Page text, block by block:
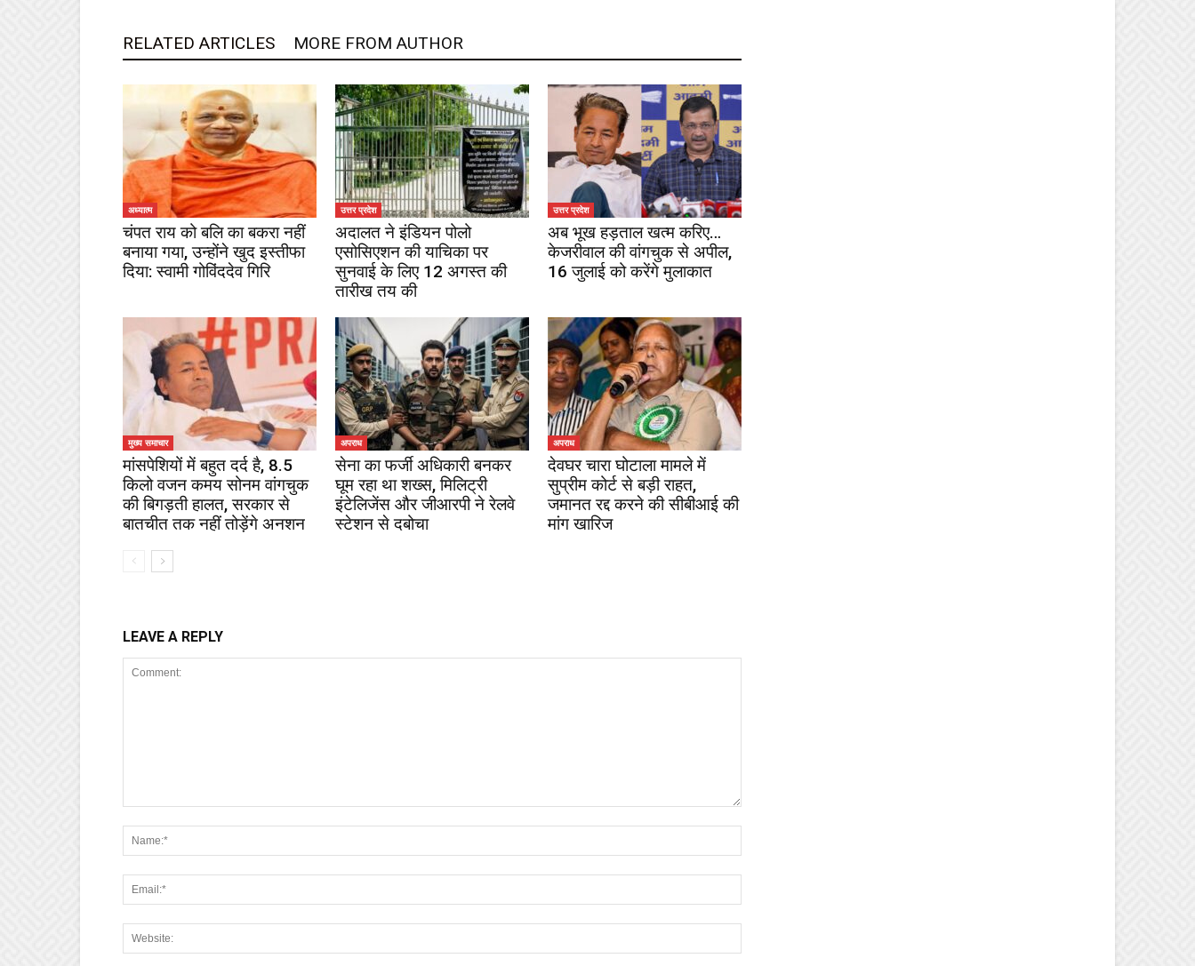
RELATED ARTICLES MORE FROM AUTHOR
अध्यात्म
चंपत राय को बलि का बकरा नहीं
बनाया गया, उन्होंने खुद इस्तीफा
दिया: स्वामी गोविंददेव गिरि
उत्तर प्रदेश
अदालत ने इंडियन पोलो
एसोसिएशन की याचिका पर
सुनवाई के लिए 12 अगस्त की
तारीख तय की
उत्तर प्रदेश
अब भूख हड़ताल खत्म करिए…
केजरीवाल की वांगचुक से अपील,
16 जुलाई को करेंगे मुलाकात
मुख्य समाचार
मांसपेशियों में बहुत दर्द है, 8.5
किलो वजन कमय सोनम वांगचुक
की बिगड़ती हालत, सरकार से
बातचीत तक नहीं तोड़ेंगे अनशन
अपराध
सेना का फर्जी अधिकारी बनकर
घूम रहा था शख्स, मिलिट्री
इंटेलिजेंस और जीआरपी ने रेलवे
स्टेशन से दबोचा
अपराध
देवघर चारा घोटाला मामले में
सुप्रीम कोर्ट से बड़ी राहत,
जमानत रद्द करने की सीबीआई की
मांग खारिज
LEAVE A REPLY